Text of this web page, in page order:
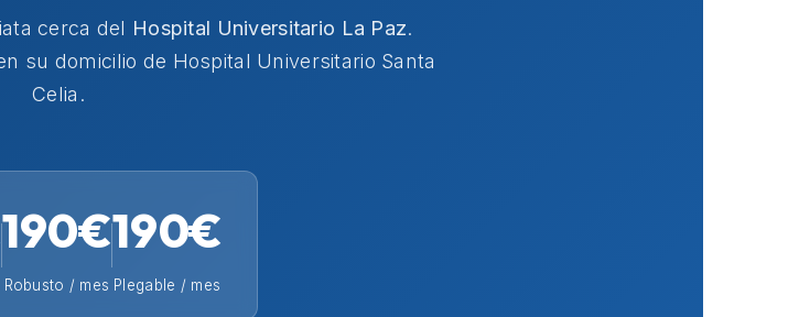
cerca del Hospital Universitario La Paz.
su domicilio de Hospital Universitario Santa
Celia.
190€
Robusto / mes
190€
Plegable / mes